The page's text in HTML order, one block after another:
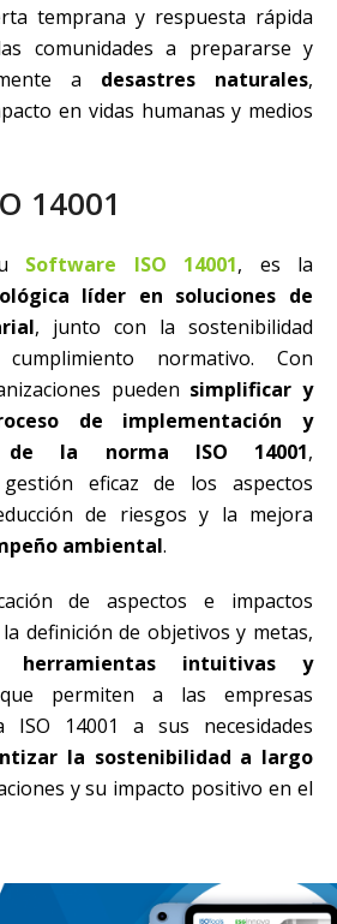
temprana y respuesta rápida
comunidades a prepararse y
a desastres naturales,
en vidas humanas y medios
14001
Software ISO 14001, es la
líder en soluciones de
, junto con la sostenibilidad
normativo. Con
pueden simplificar y
de implementación y
de la norma ISO 14001,
eficaz de los aspectos
de riesgos y la mejora
ambiental.
de aspectos e impactos
definición de objetivos y metas,
herramientas intuitivas y
permiten a las empresas
14001 a sus necesidades
la sostenibilidad a largo
y su impacto positivo en el